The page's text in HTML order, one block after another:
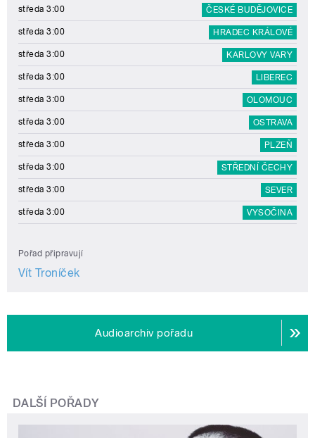
středa 3:00 ČESKÉ BUDĚJOVICE
středa 3:00 HRADEC KRÁLOVÉ
středa 3:00 KARLOVY VARY
středa 3:00 LIBEREC
středa 3:00 OLOMOUC
středa 3:00 OSTRAVA
středa 3:00 PLZEŇ
středa 3:00 STŘEDNÍ ČECHY
středa 3:00 SEVER
středa 3:00 VYSOČINA
Pořad připravují
Vít Troníček
Audioarchiv pořadu
DALŠÍ POŘADY